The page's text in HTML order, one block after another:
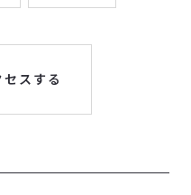
スする